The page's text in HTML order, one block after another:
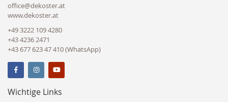
office@dekoster.at
www.dekoster.at
+49 3222 109 4280
+43 4236 2471
+43 677 623 47 410 (WhatsApp)
Wichtige Links